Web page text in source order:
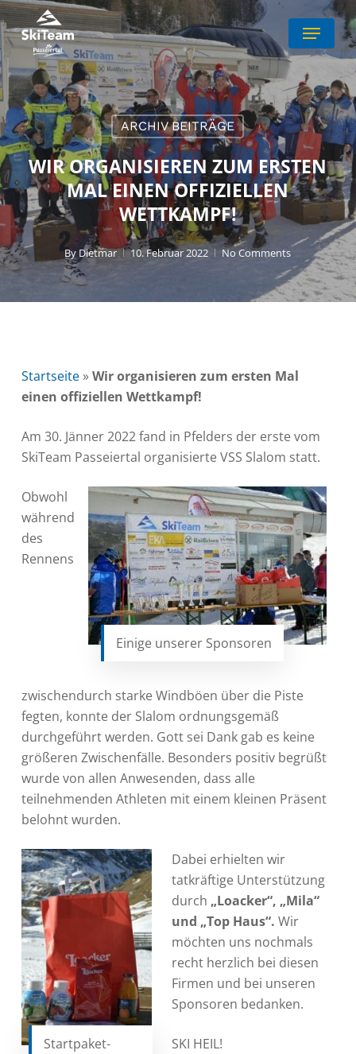
Skip
to
main
content
Menu
ARCHIV BEITRÄGE
WIR ORGANISIEREN ZUM ERSTEN
MAL EINEN OFFIZIELLEN
WETTKAMPF!
By Dietmar 10. Februar 2022 No Comments
Startseite»Wir organisieren zum ersten Mal
einen offiziellen Wettkampf!
Am 30. Jänner 2022 fand in Pfelders der erste vom
SkiTeam Passeiertal organisierte VSS Slalom statt.
Einige unserer Sponsoren
Obwohl
während
des
Rennens
zwischendurch starke Windböen über die Piste
fegten, konnte der Slalom ordnungsgemäß
durchgeführt werden. Gott sei Dank gab es keine
größeren Zwischenfälle. Besonders positiv begrüßt
wurde von allen Anwesenden, dass alle
teilnehmenden Athleten mit einem kleinen Präsent
belohnt wurden.
Startpaket-
Dabei erhielten wir
tatkräftige Unterstützung
durch „Loacker“, „Mila“
und „Top Haus“. Wir
möchten uns nochmals
recht herzlich bei diesen
Firmen und bei unseren
Sponsoren bedanken.
SKI HEIL!
Close